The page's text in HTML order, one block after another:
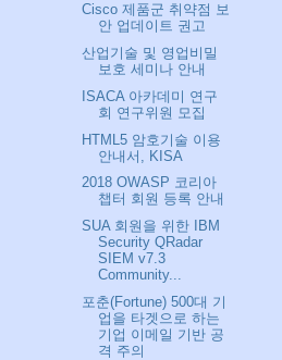
Cisco 제품군 취약점 보
안 업데이트 권고
산업기술 및 영업비밀
보호 세미나 안내
ISACA 아카데미 연구
회 연구위원 모집
HTML5 암호기술 이용
안내서, KISA
2018 OWASP 코리아
챕터 회원 등록 안내
SUA 회원을 위한 IBM
Security QRadar
SIEM v7.3
Community...
포춘(Fortune) 500대 기
업을 타겟으로 하는
기업 이메일 기반 공
격 주의